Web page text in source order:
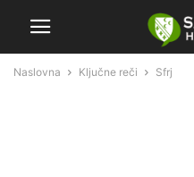
Naslovna Ključne reči Sfrj